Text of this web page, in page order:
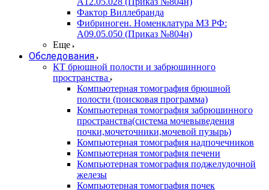
Фактор Виллебранда
Фибриноген. Номенклатура МЗ РФ:
A09.05.050 (Приказ №804н)
Еще
Обследования
КТ брюшной полости и забрюшинного
пространства
Компьютерная томография брюшной
полости (поисковая программа)
Компьютерная томография забрюшинного
пространства(система мочевыведения
почки,мочеточники,мочевой пузырь)
Компьютерная томография надпочечников
Компьютерная томография печени
Компьютерная томография поджелудочной
железы
Компьютерная томография почек